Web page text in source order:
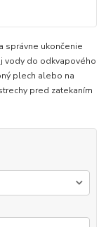
správne ukončenie
vody do odkvapového
plech alebo na
pred zatekaním